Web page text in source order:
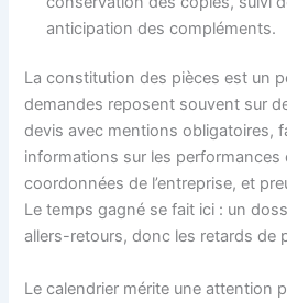
anticipation des compléments.
La constitution des pièces est un
demandes reposent souvent sur
devis avec mentions obligatoires,
informations sur les performances
coordonnées de l’entreprise, et
Le temps gagné se fait ici : un
allers-retours, donc les retards de
Le calendrier mérite une attention